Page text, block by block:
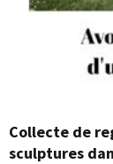
Collecte de
sculptures